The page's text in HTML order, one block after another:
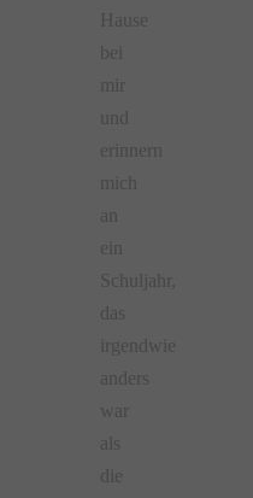
Hause
bei
mir
und
erinnern
mich
an
ein
Schuljahr,
das
irgendwie
anders
war
als
die